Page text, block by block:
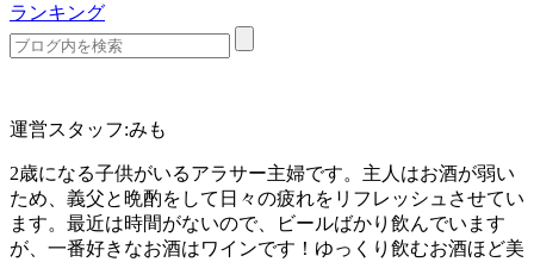
ランキング
運営スタッフ:みも
2歳になる子供がいるアラサー主婦です。主人はお酒が弱い
ため、義父と晩酌をして日々の疲れをリフレッシュさせてい
ます。最近は時間がないので、ビールばかり飲んでいます
が、一番好きなお酒はワインです！ゆっくり飲むお酒ほど美